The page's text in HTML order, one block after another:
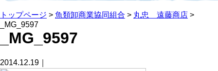
トップページ > 魚類卸商業協同組合 > 丸忠 遠藤商店 >
_MG_9597
_MG_9597
2014.12.19｜